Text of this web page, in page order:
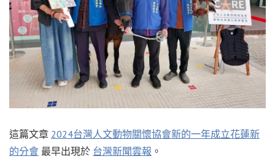
這篇文章 2024台灣人文動物關懷協會新的一年成立花蓮新
的分會 最早出現於 台灣新聞雲報 。